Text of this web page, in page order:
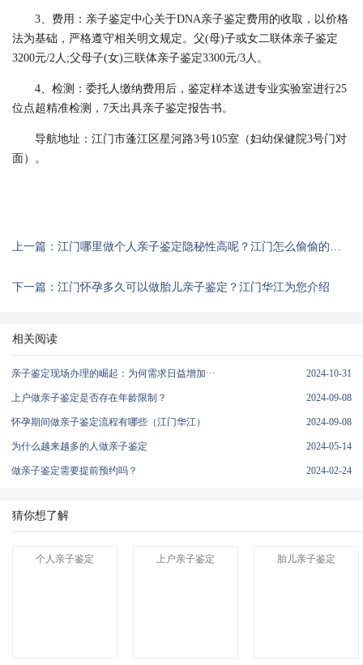
3、费用：亲子鉴定中心关于DNA亲子鉴定费用的收取，以价格
法为基础，严格遵守相关明文规定。父(母)子或女二联体亲子鉴定
3200元/2人;父母子(女)三联体亲子鉴定3300元/3人。
4、检测：委托人缴纳费用后，鉴定样本送进专业实验室进行25
位点超精准检测，7天出具亲子鉴定报告书。
导航地址：江门市蓬江区星河路3号105室（妇幼保健院3号门对
面）。
下一篇：江门怀孕多久可以做胎儿亲子鉴定？江门华江为您介绍
相关阅读
亲子鉴定现场办理的崛起：为何需求日益增加··· 2024-10-31
上户做亲子鉴定是否存在年龄限制？ 2024-09-08
怀孕期间做亲子鉴定流程有哪些（江门华江） 2024-09-08
为什么越来越多的人做亲子鉴定 2024-05-14
做亲子鉴定需要提前预约吗？ 2024-02-24
猜你想了解
个人亲子鉴定 上户亲子鉴定 胎儿亲子鉴定